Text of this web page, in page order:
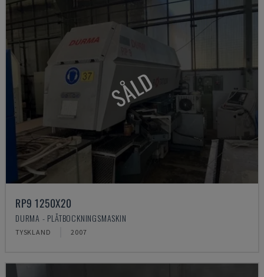
SÅLD
RP9 1250X20
DURMA - PLÅTBOCKNINGSMASKIN
TYSKLAND 2007